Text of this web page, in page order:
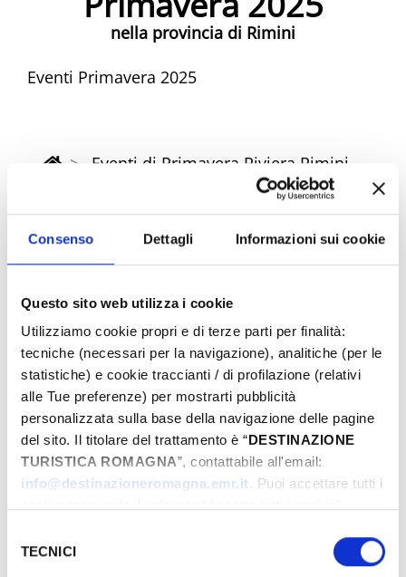
Consenso Dettagli Informazioni sui cookie
Questo sito web utilizza i cookie
Utilizziamo cookie propri e di terze parti per finalità:
tecniche (necessari per la navigazione), analitiche (per le
statistiche) e cookie traccianti / di profilazione (relativi
alle Tue preferenze) per mostrarti pubblicità
personalizzata sulla base della navigazione delle pagine
del sito. Il titolare del trattamento è “DESTINAZIONE
TURISTICA ROMAGNA”, contattabile all'email:
info@destinazioneromagna.emr.it. Puoi accettare tutti i
gestire le tue preferenze facendo clic su “Personalizza”.
Qualora acconsenti a tutti i cookie i Tuoi dati potranno
delTECNICI
nella provincia di Rimini
Eventi Primavera 2025
Eventi di Primavera Riviera Rimini
Dal
A
Comune
Tipologie